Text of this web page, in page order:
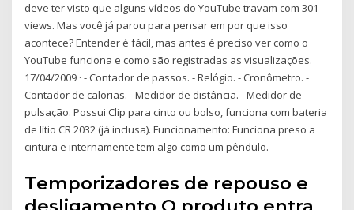
deve ter visto que alguns vídeos do YouTube travam com 301
views. Mas você já parou para pensar em por que isso
acontece? Entender é fácil, mas antes é preciso ver como o
YouTube funciona e como são registradas as visualizações.
17/04/2009 · - Contador de passos. - Relógio. - Cronômetro. -
Contador de calorias. - Medidor de distância. - Medidor de
pulsação. Possui Clip para cinto ou bolso, funciona com bateria
de lítio CR 2032 (já inclusa). Funcionamento: Funciona preso a
cintura e internamente tem algo como um pêndulo.
Temporizadores de repouso e